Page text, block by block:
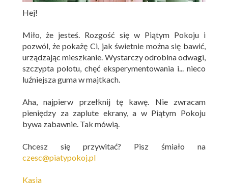
Hej!
Miło, że jesteś. Rozgość się w Piątym Pokoju i
pozwól, że pokażę Ci, jak świetnie można się bawić,
urządzając mieszkanie. Wystarczy odrobina odwagi,
szczypta polotu, chęć eksperymentowania i... nieco
luźniejsza guma w majtkach.
Aha, najpierw przełknij tę kawę. Nie zwracam
pieniędzy za zaplute ekrany, a w Piątym Pokoju
bywa zabawnie. Tak mówią.
Chcesz się przywitać? Pisz śmiało na
czesc@piatypokoj.pl
Kasia